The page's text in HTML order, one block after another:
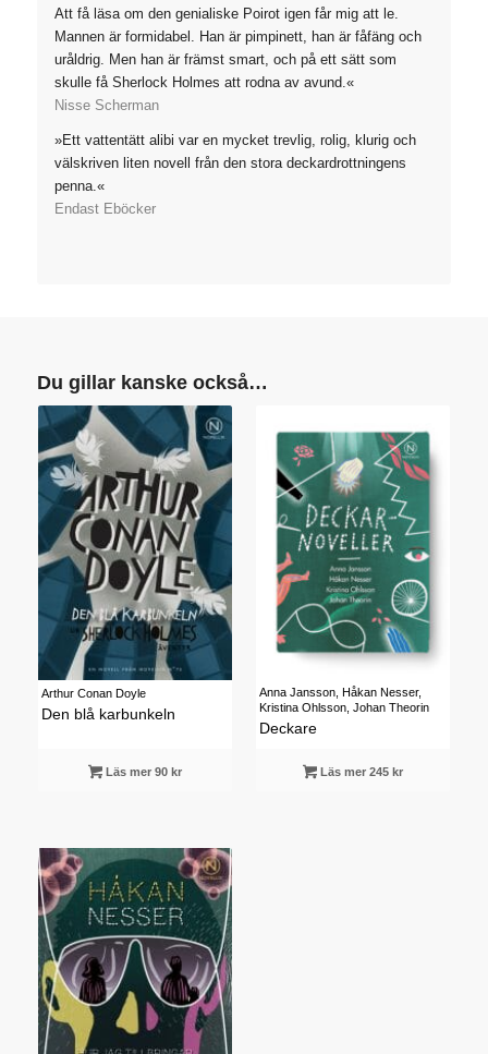
Att få läsa om den genialiske Poirot igen får mig att le.
Mannen är formidabel. Han är pimpinett, han är fåfäng och
uråldrig. Men han är främst smart, och på ett sätt som
skulle få Sherlock Holmes att rodna av avund.«
Nisse Scherman
»Ett vattentätt alibi var en mycket trevlig, rolig, klurig och
välskriven liten novell från den stora deckardrottningens
penna.«
Endast Eböcker
Du gillar kanske också…
Arthur Conan Doyle
Den blå karbunkeln
Läs mer 90 kr
Anna Jansson, Håkan Nesser,
Kristina Ohlsson, Johan Theorin
Deckare
Läs mer 245 kr